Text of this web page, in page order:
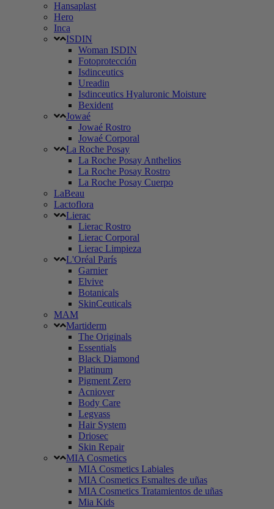
Hansaplast
Hero
Inca
ISDIN
Woman ISDIN
Fotoprotección
Isdinceutics
Ureadin
Isdinceutics Hyaluronic Moisture
Bexident
Jowaé
Jowaé Rostro
Jowaé Corporal
La Roche Posay
La Roche Posay Anthelios
La Roche Posay Rostro
La Roche Posay Cuerpo
LaBeau
Lactoflora
Lierac
Lierac Rostro
Lierac Corporal
Lierac Limpieza
L'Oréal París
Garnier
Elvive
Botanicals
SkinCeuticals
MAM
Martiderm
The Originals
Essentials
Black Diamond
Platinum
Pigment Zero
Acniover
Body Care
Legvass
Hair System
Driosec
Skin Repair
MIA Cosmetics
MIA Cosmetics Labiales
MIA Cosmetics Esmaltes de uñas
MIA Cosmetics Tratamientos de uñas
Mia Kids